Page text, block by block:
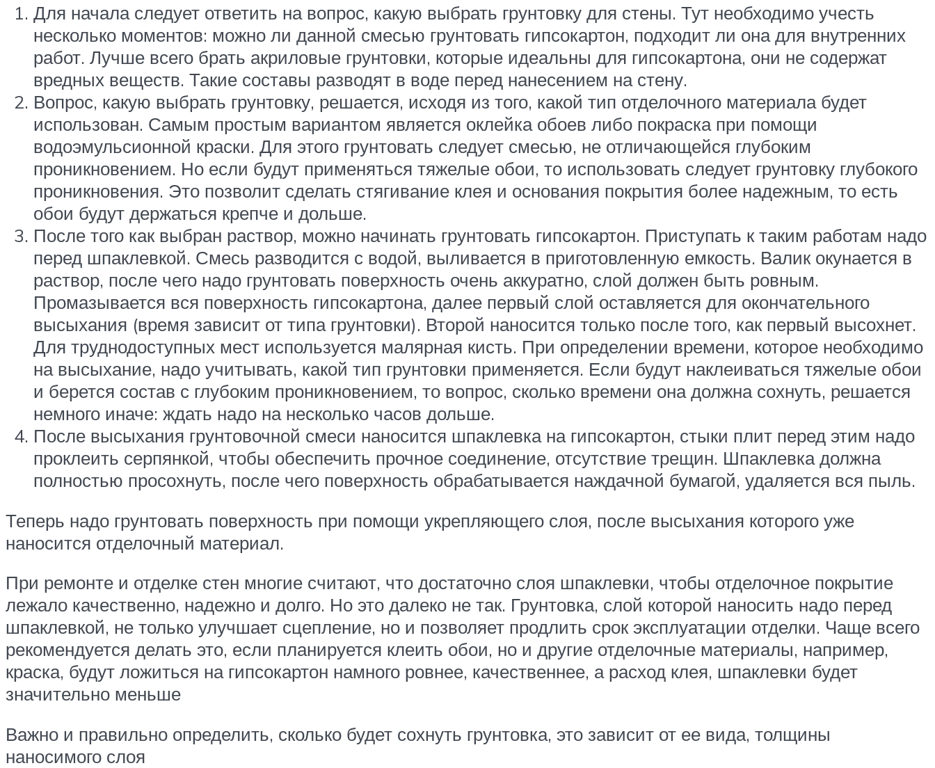
Для начала следует ответить на вопрос, какую выбрать грунтовку для стены. Тут необходимо учесть
несколько моментов: можно ли данной смесью грунтовать гипсокартон, подходит ли она для внутренних
работ. Лучше всего брать акриловые грунтовки, которые идеальны для гипсокартона, они не содержат
вредных веществ. Такие составы разводят в воде перед нанесением на стену.
Вопрос, какую выбрать грунтовку, решается, исходя из того, какой тип отделочного материала будет
использован. Самым простым вариантом является оклейка обоев либо покраска при помощи
водоэмульсионной краски. Для этого грунтовать следует смесью, не отличающейся глубоким
проникновением. Но если будут применяться тяжелые обои, то использовать следует грунтовку глубокого
проникновения. Это позволит сделать стягивание клея и основания покрытия более надежным, то есть
обои будут держаться крепче и дольше.
После того как выбран раствор, можно начинать грунтовать гипсокартон. Приступать к таким работам надо
перед шпаклевкой. Смесь разводится с водой, выливается в приготовленную емкость. Валик окунается в
раствор, после чего надо грунтовать поверхность очень аккуратно, слой должен быть ровным.
Промазывается вся поверхность гипсокартона, далее первый слой оставляется для окончательного
высыхания (время зависит от типа грунтовки). Второй наносится только после того, как первый высохнет.
Для труднодоступных мест используется малярная кисть. При определении времени, которое необходимо
на высыхание, надо учитывать, какой тип грунтовки применяется. Если будут наклеиваться тяжелые обои
и берется состав с глубоким проникновением, то вопрос, сколько времени она должна сохнуть, решается
немного иначе: ждать надо на несколько часов дольше.
После высыхания грунтовочной смеси наносится шпаклевка на гипсокартон, стыки плит перед этим надо
проклеить серпянкой, чтобы обеспечить прочное соединение, отсутствие трещин. Шпаклевка должна
полностью просохнуть, после чего поверхность обрабатывается наждачной бумагой, удаляется вся пыль.
Теперь надо грунтовать поверхность при помощи укрепляющего слоя, после высыхания которого уже
наносится отделочный материал.
При ремонте и отделке стен многие считают, что достаточно слоя шпаклевки, чтобы отделочное покрытие
лежало качественно, надежно и долго. Но это далеко не так. Грунтовка, слой которой наносить надо перед
шпаклевкой, не только улучшает сцепление, но и позволяет продлить срок эксплуатации отделки. Чаще всего
рекомендуется делать это, если планируется клеить обои, но и другие отделочные материалы, например,
краска, будут ложиться на гипсокартон намного ровнее, качественнее, а расход клея, шпаклевки будет
значительно меньше
Важно и правильно определить, сколько будет сохнуть грунтовка, это зависит от ее вида, толщины
наносимого слоя